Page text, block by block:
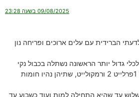
09/08/2025 בשעה 23:28
לדעתי הברידית עם עלים ארוכים ופריחה נון
גדול יותר הראשונה נשתלה בכבול נקי
והשניה תערובת יחס 1 כבול 1פרלייט 2 ורמקולייט, שתיהן נהיו חומות
עד שהיא התחילה למות ועוד כשבוע עד